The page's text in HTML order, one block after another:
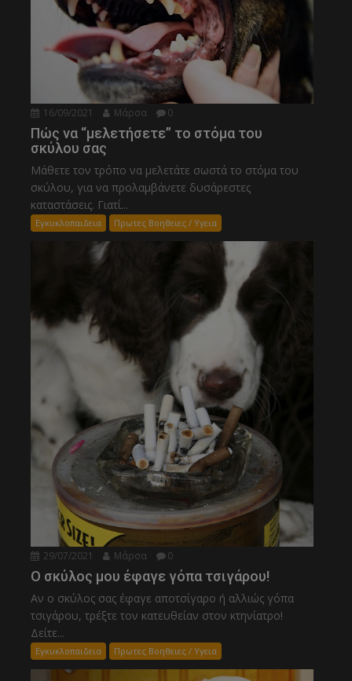
16/09/2021 Μάρσα 0
Πώς να “μελετήσετε” το στόμα του
σκύλου σας
Μάθετε τον τρόπο να μελετάτε σωστά το στόμα του
σκύλου, για να προλαμβάνετε δυσάρεστες
καταστάσεις. Γιατί...
Εγκυκλοπαιδεια Πρωτες Βοηθειες / Υγεια
29/07/2021 Μάρσα 0
Ο σκύλος μου έφαγε γόπα τσιγάρου!
Αν ο σκύλος σας έφαγε αποτσίγαρο ή αλλιώς γόπα
τσιγάρου, τρέξτε τον κατευθείαν στον κτηνίατρο!
Δείτε...
Εγκυκλοπαιδεια Πρωτες Βοηθειες / Υγεια